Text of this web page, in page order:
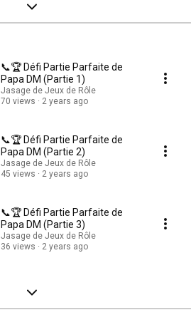
📞🏆 Défi Partie Parfaite de
Papa DM (Partie 1)
Jasage de Jeux de Rôle
70 views
2 years ago
📞🏆 Défi Partie Parfaite de
Papa DM (Partie 2)
Jasage de Jeux de Rôle
45 views
2 years ago
📞🏆 Défi Partie Parfaite de
Papa DM (Partie 3)
Jasage de Jeux de Rôle
36 views
2 years ago